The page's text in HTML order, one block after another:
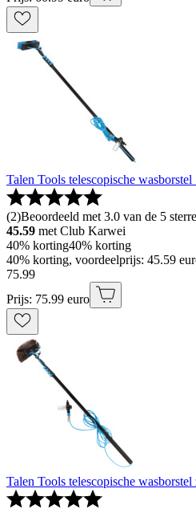
Talen Tools telescopische wasborstel
(2)Beoordeeld met 3.0 van de 5
45.59 met Club Karwei
40% korting40% korting
40% korting, voordeelprijs: 45.59
75.99
Prijs: 75.99 euro
Talen Tools telescopische